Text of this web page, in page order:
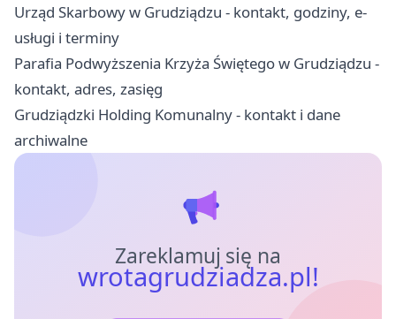
Urząd Skarbowy w Grudziądzu - kontakt, godziny, e-
usługi i terminy
Parafia Podwyższenia Krzyża Świętego w Grudziądzu -
kontakt, adres, zasięg
Grudziądzki Holding Komunalny - kontakt i dane
archiwalne
Zareklamuj się na
wrotagrudziadza.pl!